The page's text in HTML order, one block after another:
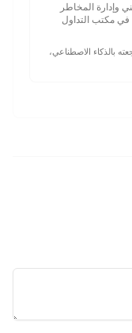
المخاطر
مكتب التداول
بالذكاء الاصطناعي،